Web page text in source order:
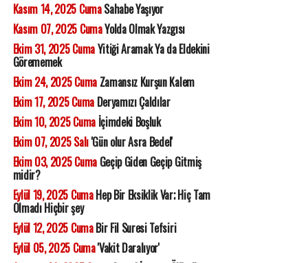
Kasım 14, 2025 CumaSahabe Yaşıyor
Kasım 07, 2025 CumaYolda Olmak Yazgısı
Ekim 31, 2025 CumaYitiği Aramak Ya da Eldekini
Görememek
Ekim 24, 2025 CumaZamansız Kurşun Kalem
Ekim 17, 2025 CumaDeryamızı Çaldılar
Ekim 10, 2025 Cumaİçimdeki Boşluk
Ekim 07, 2025 Salı'Gün olur Asra Bedel'
Ekim 03, 2025 CumaGeçip Giden Geçip Gitmiş
midir?
Eylül 19, 2025 CumaHep Bir Eksiklik Var; Hiç Tam
Olmadı Hiçbir şey
Eylül 12, 2025 CumaBir Fil Suresi Tefsiri
Eylül 05, 2025 Cuma'Vakit Daralıyor'